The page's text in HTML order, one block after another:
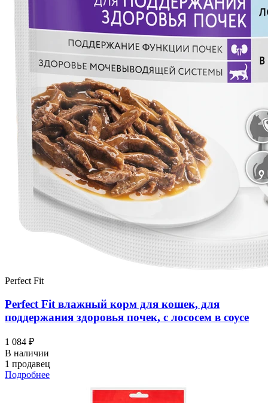
Perfect Fit
Perfect Fit влажный корм для кошек, для
поддержания здоровья почек, с лососем в соусе
1 084 ₽
В наличии
1 продавец
Подробнее